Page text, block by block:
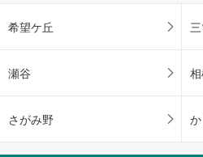
希望ケ丘
瀬谷
さがみ野